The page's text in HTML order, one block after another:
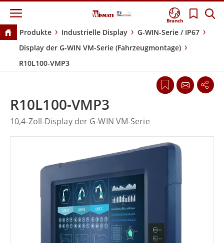
Branch
Produkte Industrielle Display
G-WIN-Serie / IP67
Display der G-WIN VM-Serie (Fahrzeugmontage)
R10L100-VMP3
R10L100-VMP3
10,4-Zoll-Display der G-WIN VM-Serie